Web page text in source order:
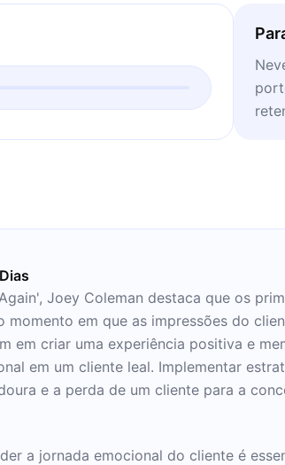
Joey Coleman destaca que os
momento em que as impressões do
em criar uma experiência positiva e
em um cliente leal. Implementar
e a perda de um cliente para a
a jornada emocional do cliente é